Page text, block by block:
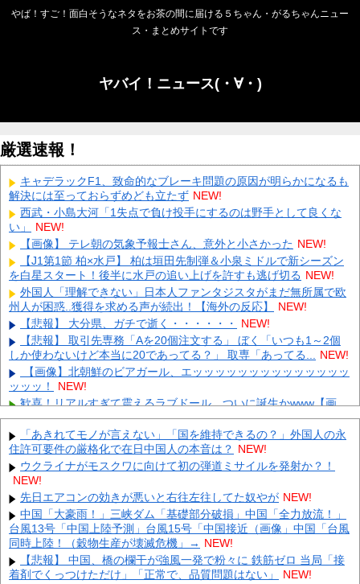
やば！すご！面白そうなネタをお茶の間に届ける５ちゃん・がるちゃんニュー
ス・まとめサイトです
ヤバイ！ニュース(・∀・)
厳選速報！
キャデラックF1、致命的なブレーキ問題の原因が明らかになるも
解決には至っておらずめども立たず NEW!
西武・小島大河「1失点で負け投手にするのは野手として良くな
い」
NEW!
【画像】 テレ朝の気象予報士さん、意外と小さかった NEW!
【J1第1節 柏×水戸】 柏は垣田先制弾＆小泉ミドルで新シーズン
を白星スタート！後半に水戸の追い上げを許すも逃げ切る NEW!
外国人「理解できない」日本人ファンタジスタがまだ無所属で欧
州人が困惑..獲得を求める声が続出！【海外の反応】
NEW!
【悲報】 大分県、ガチで逝く・・・・・・
NEW!
【悲報】 取引先専務「Aを20個注文する」 ぼく「いつも1～2個
しか使わないけど本当に20であってる？」 取専「あってる... NEW!
【画像】北朝鮮のビアガール、エッッッッッッッッッッッッッッ
ッッッ！
NEW!
歓喜！リアルすぎて震えるラブドール、ついに誕生かwww【画
像】 他 NEW!
マイナンバーカード持つ市民に「5000円分」ポイント給付、京都
市が開始…スマホを持ってない人には食料品など支給 他
【にじさんじ】すこや、母親に「ゴミ持ってきなさいよ！」→ お
しり振りながら「いーやーヤダヤダ」した結果ガチめにしばかれ
る... NEW!
【悲報】PS5本体、ついにゲオのチラシから消える… 他 NEW!
【悲報】ショートスリーパー堀、誹謗中傷を受けて突然泣き出す
ｗｗｗｗｗｗｗｗ 他 NEW!
【画像】 例の美人すぎるおにぎり屋さん、裏でおっさんが握って
いたｗｗｗｗｗｗｗｗｗｗｗｗｗｗｗｗｗ NEW!
「あきれてモノが言えない」「国を維持できるの？」外国人の永
住許可要件の厳格化で在日中国人の本音は？ NEW!
ウクライナがモスクワに向けて初の弾道ミサイルを発射か？！
NEW!
先日エアコンの効きが悪いと右往左往してた奴やが NEW!
中国「大豪雨！」三峡ダム「基礎部分破損」中国「全力放流！」
台風13号「中国上陸予測」台風15号「中国接近（画像」中国「台風
同時上陸！（穀物生産が壊滅危機」→ NEW!
【悲報】 中国、橋の欄干が強風一発で粉々に 鉄筋ゼロ 当局「接
着剤でくっつけただけ」「正常で、品質問題はない」
NEW!